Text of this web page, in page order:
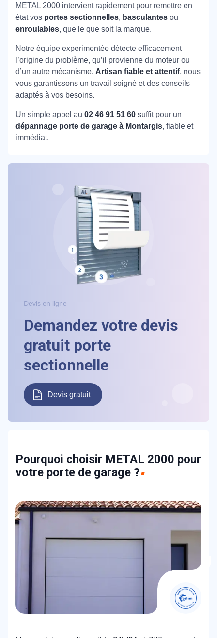
METAL 2000 intervient rapidement pour remettre en
état vos portes sectionnelles, basculantes ou
enroulables, quelle que soit la marque.
Notre équipe expérimentée détecte efficacement
l’origine du problème, qu’il provienne du moteur ou
d’un autre mécanisme. Artisan fiable et attentif, nous
vous garantissons un travail soigné et des conseils
adaptés à vos besoins.
Un simple appel au 02 46 91 51 60 suffit pour un
dépannage porte de garage à Montargis, fiable et
immédiat.
Devis en ligne
Demandez votre devis
gratuit porte
sectionnelle
Devis gratuit
Pourquoi choisir METAL 2000 pour
votre porte de garage ?